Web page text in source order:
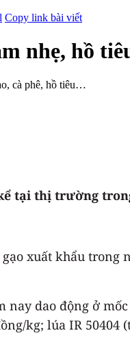
Copy link bài viết
nhẹ, hồ
cà phê, hồ tiêu…
tại thị trường
xuất khẩu
dao động ở
kg; lúa IR